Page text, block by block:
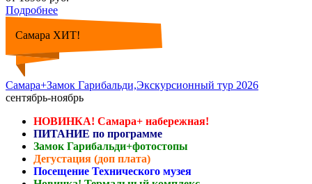
Подробнее
Самара ХИТ!
Самара+Замок Гарибальди,Экскурсионный тур 2026
сентябрь-ноябрь
НОВИНКА! Самара+ набережная!
ПИТАНИЕ по программе
Замок Гарибальди+фотостопы
Дегустация (доп плата)
Посещение Технического музея